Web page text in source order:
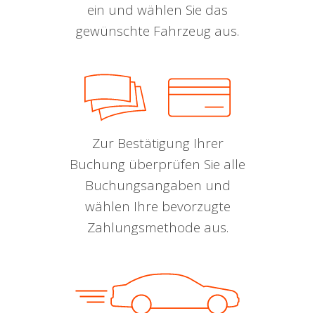
ein und wählen Sie das
gewünschte Fahrzeug aus.
Zur Bestätigung Ihrer
Buchung überprüfen Sie alle
Buchungsangaben und
wählen Ihre bevorzugte
Zahlungsmethode aus.